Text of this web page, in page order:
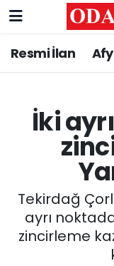
Resmi İlan
İki
Tekirdağ
ayrı
zincirleme
ASAYİŞ
GÜNCEL
SİYASET
EĞİTİM
Nöbetçi
Trafik
Süper Lig
Tüm
Son Dakika